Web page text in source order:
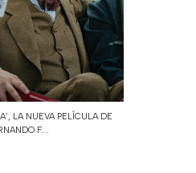
LA NUEVA PELÍCULA DE
F...